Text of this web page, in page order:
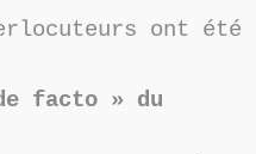
ont été
facto » du